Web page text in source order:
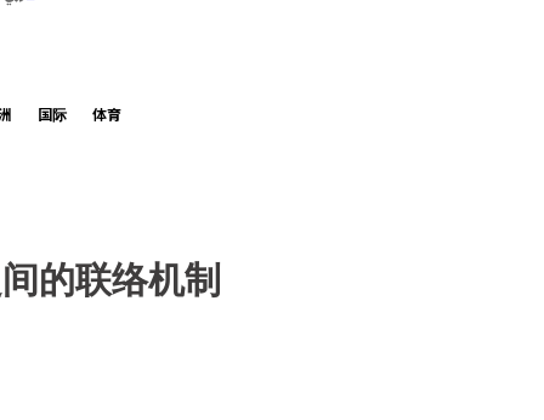
国际 体育
的联络机制